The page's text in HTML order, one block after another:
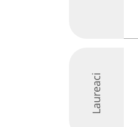
Laureaci